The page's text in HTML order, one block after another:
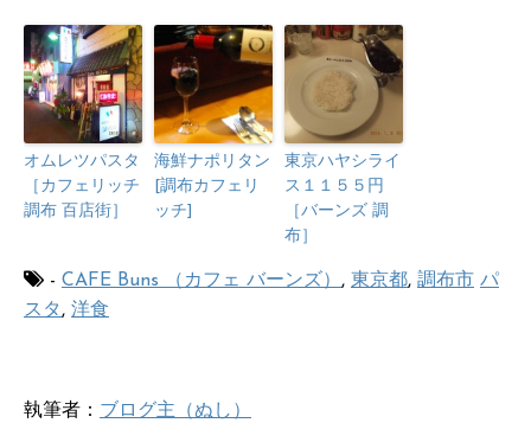
オムレツパスタ
［カフェリッチ
調布 百店街］
海鮮ナポリタン
[調布カフェリ
ッチ]
東京ハヤシライ
ス１１５５円
［バーンズ 調
布］
- CAFE Buns （カフェ バーンズ） , 東京都, 調布市 パ
スタ , 洋食
執筆者： ブログ主（ぬし）